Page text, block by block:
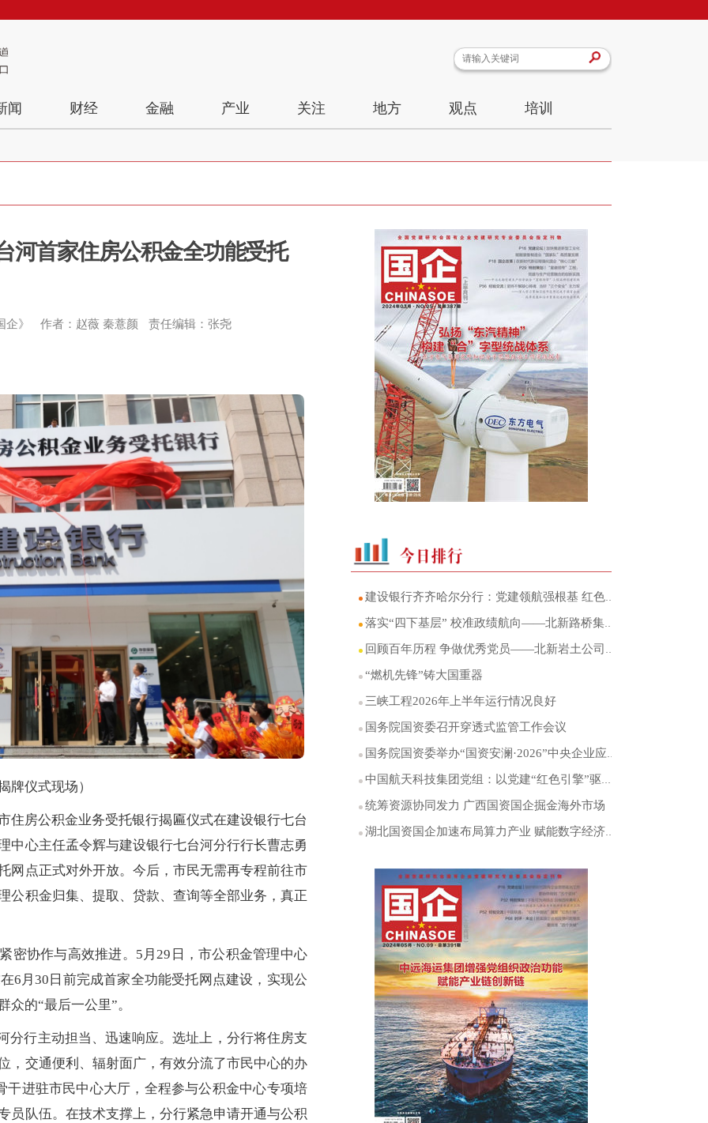
闻 财经 金融 产业 关注 地方 观点 培训
首家住房公积金全功能受托
》 作者：赵薇 秦薏颜 责任编辑：张尧
牌仪式现场）
住房公积金业务受托银行揭匾仪式在建设银行七台
中心主任孟令辉与建设银行七台河分行行长曹志勇
网点正式对外开放。今后，市民无需再专程前往市
公积金归集、提取、贷款、查询等全部业务，真正
密协作与高效推进。5月29日，市公积金管理中心
6月30日前完成首家全功能受托网点建设，实现公
的“最后一公里”。
分行主动担当、迅速响应。选址上，分行将住房支
，交通便利、辐射面广，有效分流了市民中心的办
进驻市民中心大厅，全程参与公积金中心专项培
员队伍。在技术支撑上，分行紧急申请开通与公积
建设银行齐齐哈尔分行：党建领航强根基 红色赋能绘新篇
落实“四下基层” 校准政绩航向——北新路桥集团纪委书记张大伟赴北新岩土公司机关党支部讲授专题党课
回顾百年历程 争做优秀党员——北新岩土公司机关党支部开展七一主题党日活动
“燃机先锋”铸大国重器
三峡工程2026年上半年运行情况良好
国务院国资委召开穿透式监管工作会议
国务院国资委举办“国资安澜·2026”中央企业应对重大洪涝灾害桌面演练
中国航天科技集团党组：以党建“红色引擎”驱动航天事业行稳致远
统筹资源协同发力 广西国资国企掘金海外市场
湖北国资国企加速布局算力产业 赋能数字经济高质量发展